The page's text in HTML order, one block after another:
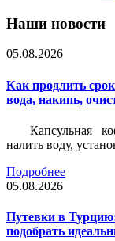
Наши новости
05.08.2026
Как продлить
вода, накипь,
Капсульная
налить воду,
Подробнее
05.08.2026
Путевки в
подобрать